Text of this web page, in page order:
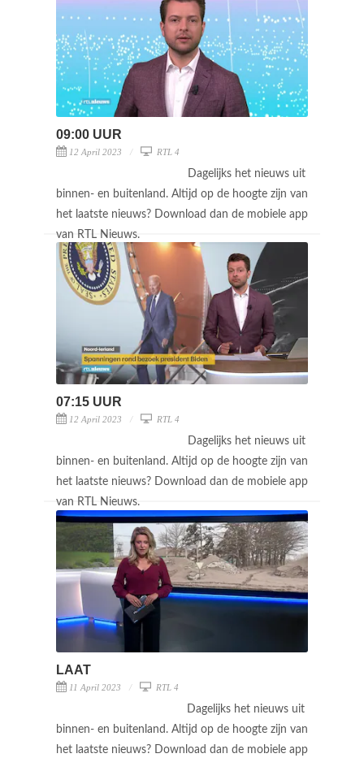
09:00 UUR
12 April 2023 RTL 4
Dagelijks het nieuws uit
binnen- en buitenland. Altijd op de hoogte zijn van
het laatste nieuws? Download dan de mobiele app
van RTL Nieuws.
07:15 UUR
12 April 2023 RTL 4
Dagelijks het nieuws uit
binnen- en buitenland. Altijd op de hoogte zijn van
het laatste nieuws? Download dan de mobiele app
van RTL Nieuws.
LAAT
11 April 2023 RTL 4
Dagelijks het nieuws uit
binnen- en buitenland. Altijd op de hoogte zijn van
het laatste nieuws? Download dan de mobiele app